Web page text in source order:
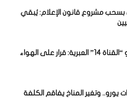
بسحب مشروع قانون الإعلام: يُبقي
كاتس يشعل عاصفة من استوديو “القناة 14” العبرية: قرار على الهواء
أوروبا تتجاوز 3 مليارات يورو.. وتغير المناخ يفاقم الكلفة